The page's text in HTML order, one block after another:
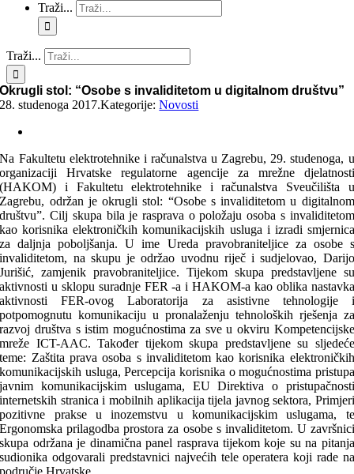
Traži...
Traži...
Okrugli stol: “Osobe s invaliditetom u digitalnom društvu”
28. studenoga 2017.Kategorije:Novosti
Na Fakultetu elektrotehnike i računalstva u Zagrebu, 29. studenoga, u
organizaciji Hrvatske regulatorne agencije za mrežne djelatnosti
(HAKOM) i Fakultetu elektrotehnike i računalstva Sveučilišta u
Zagrebu, održan je okrugli stol: “Osobe s invaliditetom u digitalnom
društvu”. Cilj skupa bila je rasprava o položaju osoba s invaliditetom
kao korisnika elektroničkih komunikacijskih usluga i izradi smjernica
za daljnja poboljšanja. U ime Ureda pravobraniteljice za osobe s
invaliditetom, na skupu je održao uvodnu riječ i sudjelovao, Darijo
Jurišić, zamjenik pravobraniteljice. Tijekom skupa predstavljene su
aktivnosti u sklopu suradnje FER -a i HAKOM-a kao oblika nastavka
aktivnosti FER-ovog Laboratorija za asistivne tehnologije i
potpomognutu komunikaciju u pronalaženju tehnoloških rješenja za
razvoj društva s istim mogućnostima za sve u okviru Kompetencijske
mreže ICT-AAC. Također tijekom skupa predstavljene su sljedeće
teme: Zaštita prava osoba s invaliditetom kao korisnika elektroničkih
komunikacijskih usluga, Percepcija korisnika o mogućnostima pristupa
javnim komunikacijskim uslugama, EU Direktiva o pristupačnosti
internetskih stranica i mobilnih aplikacija tijela javnog sektora, Primjeri
pozitivne prakse u inozemstvu u komunikacijskim uslugama, te
Ergonomska prilagodba prostora za osobe s invaliditetom. U završnici
skupa održana je dinamična panel rasprava tijekom koje su na pitanja
sudionika odgovarali predstavnici najvećih tele operatera koji rade na
područje Hrvatske.